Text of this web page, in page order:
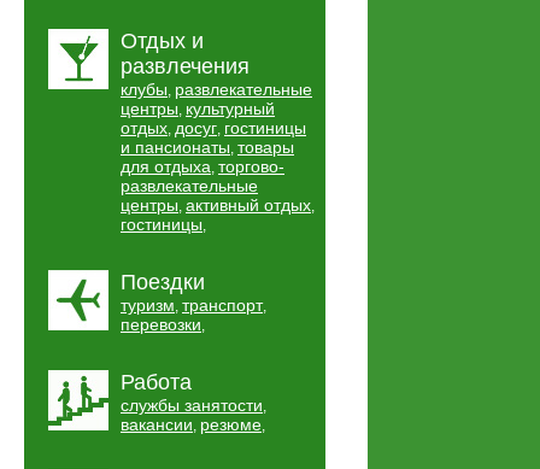
Отдых и
развлечения
клубы, развлекательные
центры, культурный
отдых, досуг, гостиницы
и пансионаты, товары
для отдыха, торгово-
развлекательные
центры, активный отдых,
гостиницы,
Поездки
туризм, транспорт,
перевозки,
Работа
службы занятости,
вакансии, резюме,